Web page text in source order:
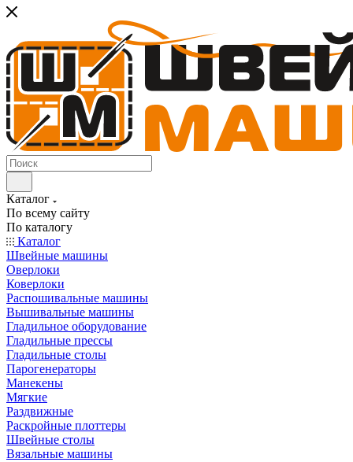
Каталог
По всему сайту
По каталогу
Каталог
Швейные машины
Оверлоки
Коверлоки
Распошивальные машины
Вышивальные машины
Гладильное оборудование
Гладильные прессы
Гладильные столы
Парогенераторы
Манекены
Мягкие
Раздвижные
Раскройные плоттеры
Швейные столы
Вязальные машины